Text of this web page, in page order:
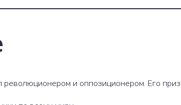
и оппозиционером. Его